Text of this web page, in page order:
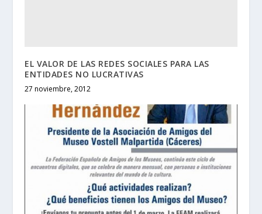
EL VALOR DE LAS REDES SOCIALES PARA LAS
ENTIDADES NO LUCRATIVAS
27 noviembre, 2012